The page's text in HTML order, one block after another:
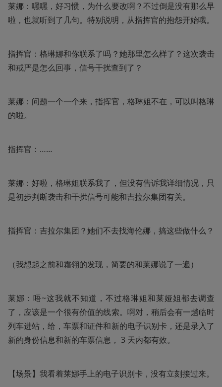
莱娜：嘿嘿，好习惯，为什么要改啊？不过倒是没有那么早
啦，也就听到了几句。特别说明，从指挥官的抱怨开始哦。
指挥官：格琳娜和你联系了吗？她那里怎么样了？这次袭击
和戒严是怎么回事，信号干扰查到了？
莱娜：问题一个一个来，指挥官，格琳姐不在，可以叫格琳
的啦。
指挥官：……
莱娜：好啦，格琳姐联系我了，但没有告诉我详细情况，只
是初步判断袭击和干扰信号可能和吉拉尔集团有关。
指挥官：吉拉尔集团？她们不去找海伦娜，搞这些做什么？
（我想起之前和霜翎的发现，简要的和莱娜说了一遍）
莱娜：唔~这我就不知道，不过格琳姐和莱娅姐都去调查
了，应该是一个很有价值的线索。啊对，稍后会有一趟临时
列车进站，给，车票和证件和新的电子识别卡，还是录入了
新的身份信息和新的车票信息， 3 天内都有效。
【场景】我看着莱娜手上的电子识别卡，没有立刻接过来。